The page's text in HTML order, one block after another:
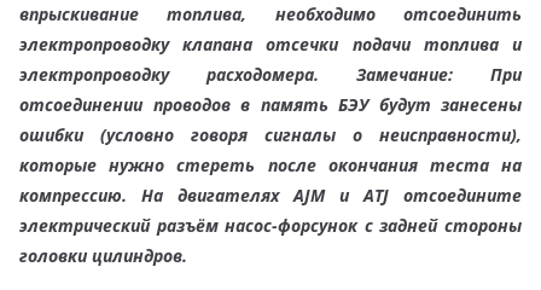
впрыскивание топлива, необходимо отсоединить
электропроводку клапана отсечки подачи топлива и
электропроводку расходомера. Замечание: При
отсоединении проводов в память БЭУ будут занесены
ошибки (условно говоря сигналы о неисправности),
которые нужно стереть после окончания теста на
компрессию. На двигателях AJM и ATJ отсоедините
электрический разъём насос-форсунок с задней стороны
головки цилиндров.